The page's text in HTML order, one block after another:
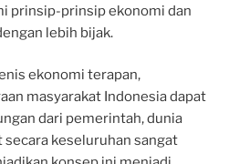
prinsip-prinsip ekonomi dan
lebih bijak.
ekonomi terapan,
masyarakat Indonesia dapat
dari pemerintah, dunia
secara keseluruhan sangat